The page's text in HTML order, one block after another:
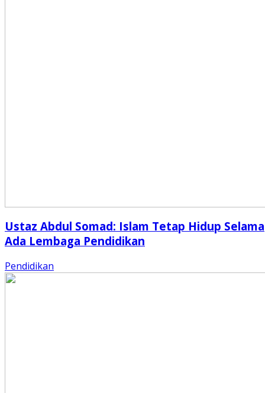
Ustaz Abdul Somad: Islam Tetap Hidup Selama
Ada Lembaga Pendidikan
Pendidikan